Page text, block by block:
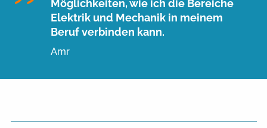
Möglichkeiten, wie ich die Bereiche
Elektrik und Mechanik in meinem
Beruf verbinden kann.
Amr